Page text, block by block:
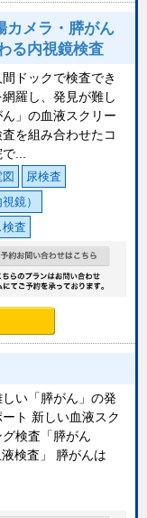
カメラ・膵がん
る内視鏡検査
ドックで検査でき
羅し、発見が難し
」の血液スクリー
を組み合わせたコ
で...
尿検査
鏡）
査
い「膵がん」の発
ート 新しい血液スク
グ検査「膵がん
検査」 膵がんは